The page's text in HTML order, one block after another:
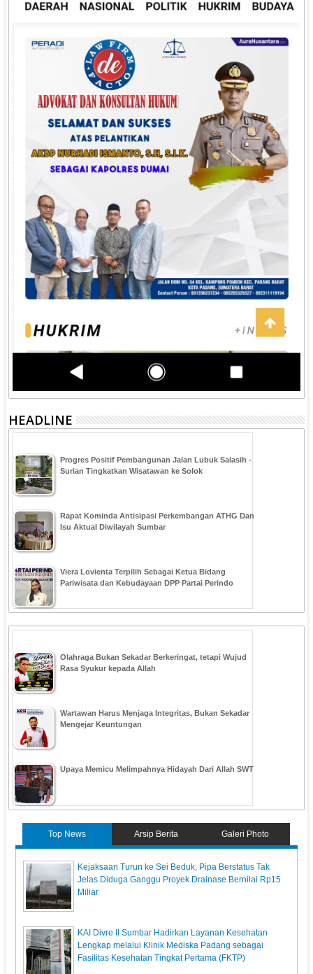
HEADLINE
Progres Positif Pembangunan Jalan Lubuk Salasih -
Surian Tingkatkan Wisatawan ke Solok
Rapat Kominda Antisipasi Perkembangan ATHG Dan
Isu Aktual Diwilayah Sumbar
Viera Lovienta Terpilih Sebagai Ketua Bidang
Pariwisata dan Kebudayaan DPP Partai Perindo
Olahraga Bukan Sekadar Berkeringat, tetapi Wujud
Rasa Syukur kepada Allah
Wartawan Harus Menjaga Integritas, Bukan Sekadar
Mengejar Keuntungan
Upaya Memicu Melimpahnya Hidayah Dari Allah SWT
Top News Arsip Berita Galeri Photo
Kejaksaan Turun ke Sei Beduk, Pipa Berstatus Tak
Jelas Diduga Ganggu Proyek Drainase Bernilai Rp15
Miliar
KAI Divre II Sumbar Hadirkan Layanan Kesehatan
Lengkap melalui Klinik Mediska Padang sebagai
Fasilitas Kesehatan Tingkat Pertama (FKTP)